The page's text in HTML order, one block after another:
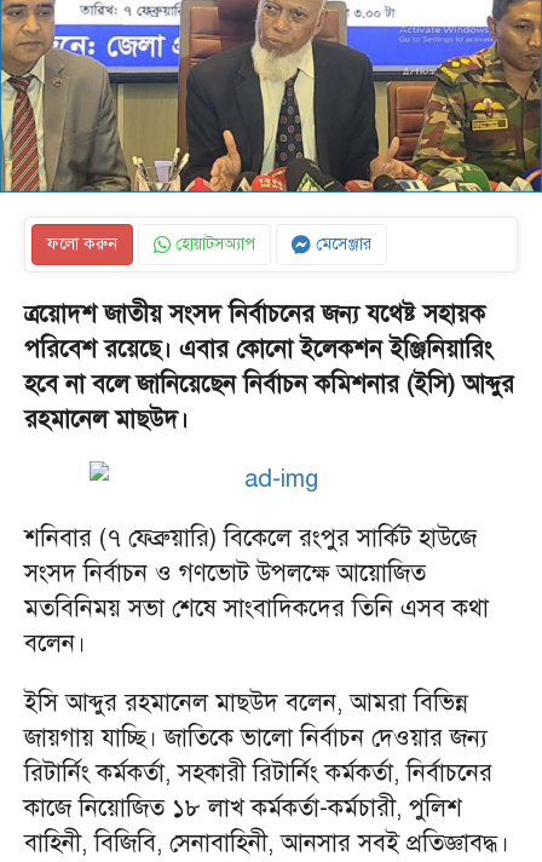
ফলো করুন হোয়াটসঅ্যাপ মেসেঞ্জার
ত্রয়োদশ জাতীয় সংসদ নির্বাচনের জন্য যথেষ্ট সহায়ক
পরিবেশ রয়েছে। এবার কোনো ইলেকশন ইঞ্জিনিয়ারিং
হবে না বলে জানিয়েছেন নির্বাচন কমিশনার (ইসি) আব্দুর
রহমানেল মাছউদ।
শনিবার (৭ ফেব্রুয়ারি) বিকেলে রংপুর সার্কিট হাউজে
সংসদ নির্বাচন ও গণভোট উপলক্ষে আয়োজিত
মতবিনিময় সভা শেষে সাংবাদিকদের তিনি এসব কথা
বলেন।
ইসি আব্দুর রহমানেল মাছউদ বলেন, আমরা বিভিন্ন
জায়গায় যাচ্ছি। জাতিকে ভালো নির্বাচন দেওয়ার জন্য
রিটার্নিং কর্মকর্তা, সহকারী রিটার্নিং কর্মকর্তা, নির্বাচনের
কাজে নিয়োজিত ১৮ লাখ কর্মকর্তা-কর্মচারী, পুলিশ
বাহিনী, বিজিবি, সেনাবাহিনী, আনসার সবই প্রতিজ্ঞাবদ্ধ।